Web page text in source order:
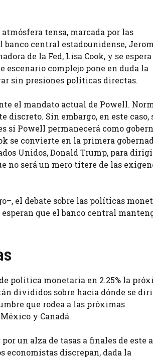
tensa, marcada por las
central estadounidense,
de la Fed, Lisa Cook, y se
escenario complejo pone en duda la
sin presiones políticas directas.
el mandato actual de Powell.
Sin embargo, en este caso,
Powell permanecerá como
se convierte en la primera
Unidos, Donald Trump, para
no será un mero títere de las
el debate sobre las políticas
que el banco central
política monetaria en 2.25% la
divididos sobre hacia dónde se
que rodea a las próximas
y Canadá.
un alza de tasas a finales de este
economistas discrepan, dada la